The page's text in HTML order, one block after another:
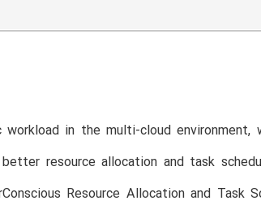
workload in the multi-cloud
better resource allocation and task
Resource Allocation and Task